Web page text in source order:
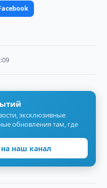
эксклюзивные
обновления там, где
наш канал